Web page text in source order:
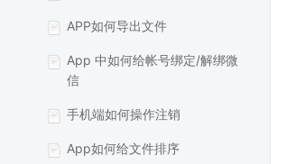
APP如何导出文件
App 中如何给帐号绑定/解绑微
信
手机端如何操作注销
App如何给文件排序